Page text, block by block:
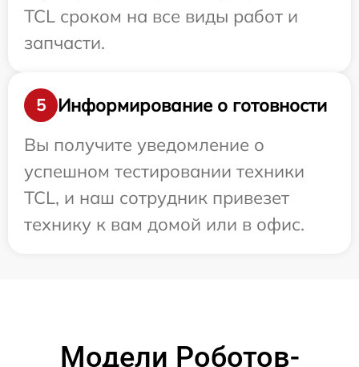
TCL сроком на все виды работ и
запчасти.
5
Информирование о готовности
Вы получите уведомление о
успешном тестировании техники
TCL, и наш сотрудник привезет
технику к вам домой или в офис.
Модели Роботов-